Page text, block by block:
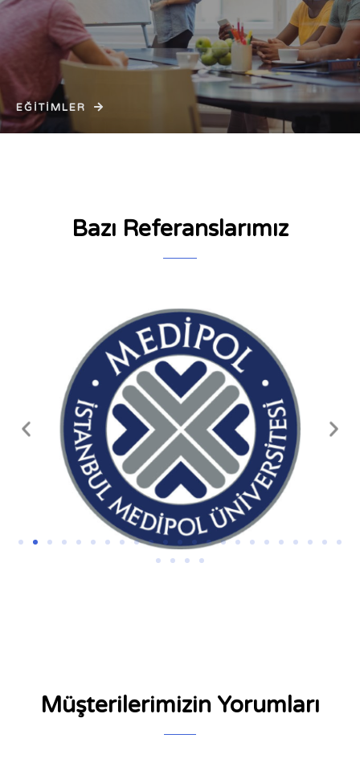
EĞİTİMLER
Bazı Referanslarımız
Müşterilerimizin Yorumları